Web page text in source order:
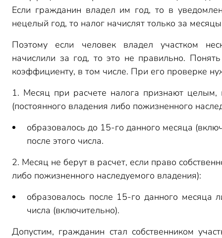
Если гражданин владел им год, то в
нецелый год, то налог начислят только за
Поэтому если человек владел участком
начислили за год, то это не правильно.
коэффициенту, в том числе. При его проверке
1. Месяц при расчете налога признают целым,
(постоянного владения либо пожизненного
образовалось до 15-го данного месяца
после этого числа.
2. Месяц не берут в расчет, если право
либо пожизненного наследуемого владения):
образовалось после 15-го данного месяца
числа (включительно).
Допустим, гражданин стал собственником